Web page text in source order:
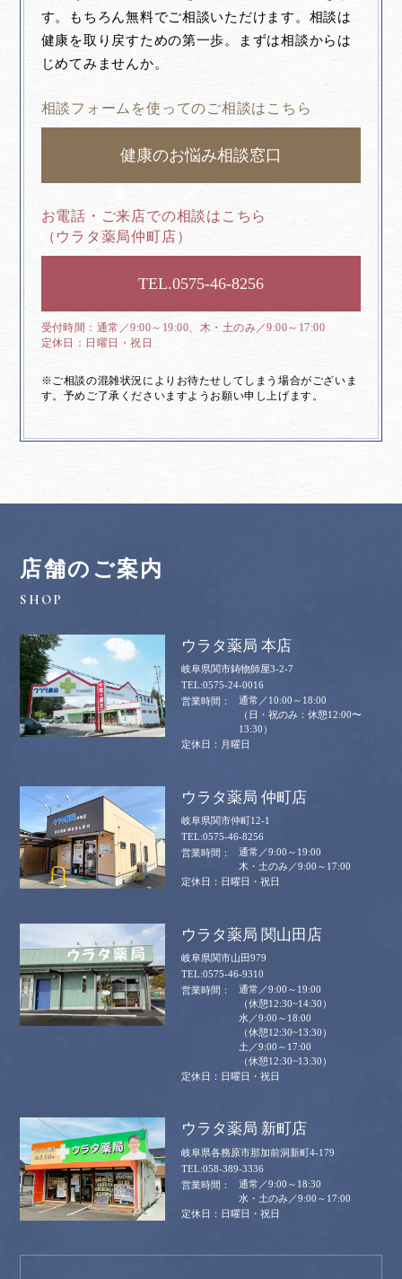
す。もちろん無料でご相談いただけます。相談は
健康を取り戻すための第一歩。まずは相談からは
じめてみませんか。
相談フォームを使ってのご相談はこちら
健康のお悩み相談窓口
お電話・ご来店での相談はこちら
（ウラタ薬局仲町店）
0575-46-8256
通常／9:00～19:00、木・土のみ／9:00～17:00
日曜日・祝日
※ご相談の混雑状況によりお待たせしてしまう場合がございま
す。予めご了承くださいますようお願い申し上げます。
店舗のご案内
ウラタ薬局 本店
岐阜県関市鋳物師屋3-2-7
0575-24-0016
通常／10:00～18:00
（日・祝のみ：休憩12:00〜
13:30）
月曜日
ウラタ薬局 仲町店
岐阜県関市仲町12-1
0575-46-8256
通常／9:00～19:00
木・土のみ／9:00～17:00
日曜日・祝日
ウラタ薬局 関山田店
岐阜県関市山田979
0575-46-9310
通常／9:00～19:00
（休憩12:30~14:30）
水／9:00～18:00
（休憩12:30~13:30）
土／9:00～17:00
（休憩12:30~13:30）
日曜日・祝日
ウラタ薬局 新町店
岐阜県各務原市那加前洞新町4-179
058-389-3336
通常／9:00～18:30
水・土のみ／9:00～17:00
日曜日・祝日